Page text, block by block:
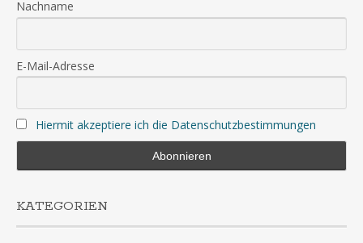
Nachname
E-Mail-Adresse
Hiermit akzeptiere ich die Datenschutzbestimmungen
KATEGORIEN